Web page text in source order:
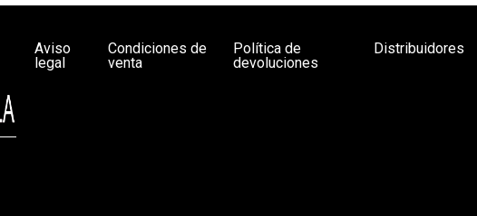
Aviso
legal
Condiciones de
venta
Política de
devoluciones
Distribuidores